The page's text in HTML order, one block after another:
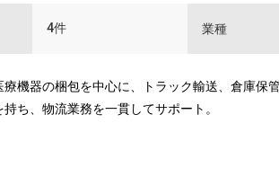
4件 業種
療機器の梱包を中心に、トラック輸送、倉庫保
ち、物流業務を一貫してサポート。